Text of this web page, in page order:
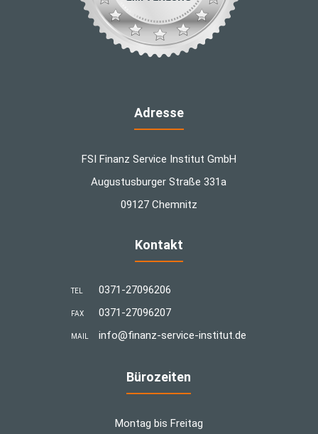
Adresse
FSI Finanz Service Institut GmbH
Augustusburger Straße 331a
09127 Chemnitz
Kontakt
TEL 0371-27096206
FAX 0371-27096207
MAIL info@finanz-service-institut.de
Bürozeiten
Montag bis Freitag